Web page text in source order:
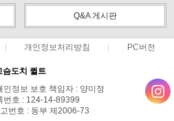
Q&A 게시판
개인정보처리방침 PC버전
슴도치 퀼트
인정보 보호 책임자 : 양미정
번호 : 124-14-89399
번호 : 동부 제2006-73